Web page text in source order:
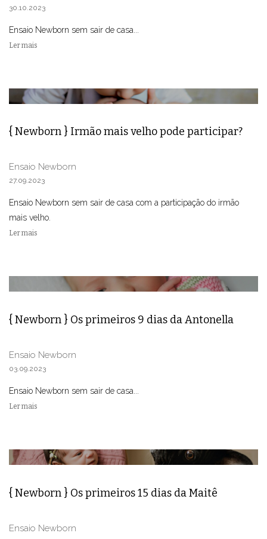
30.10.2023
Ensaio Newborn sem sair de casa...
Ler mais
{ Newborn } Irmão mais velho pode participar?
Ensaio Newborn
27.09.2023
Ensaio Newborn sem sair de casa com a participação do irmão
mais velho.
Ler mais
{ Newborn } Os primeiros 9 dias da Antonella
Ensaio Newborn
03.09.2023
Ensaio Newborn sem sair de casa...
Ler mais
{ Newborn } Os primeiros 15 dias da Maitê
Ensaio Newborn